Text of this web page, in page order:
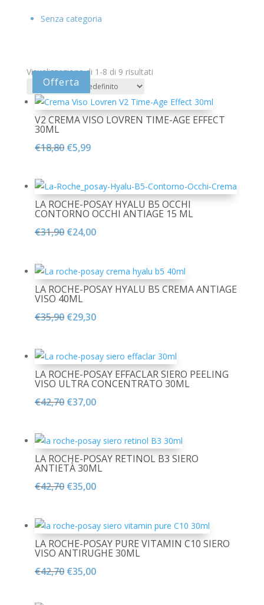
Senza categoria
Visualizzazione di 1-8 di 9 risultati
Offerta
V2 CREMA VISO LOVREN TIME-AGE EFFECT
30ML
€18,80 Il
era:
€18,80.
€5,99Il
è:
€5,99.
Offerta
LA ROCHE-POSAY HYALU B5 OCCHI
CONTORNO OCCHI ANTIAGE 15 ML
€31,90 Il
era:
€31,90.
€24,00Il
è:
€24,00.
Offerta
LA ROCHE-POSAY HYALU B5 CREMA ANTIAGE
VISO 40ML
€35,90 Il
era:
€35,90.
€29,30Il
è:
€29,30.
Offerta
LA ROCHE-POSAY EFFACLAR SIERO PEELING
VISO ULTRA CONCENTRATO 30ML
€42,70 Il
era:
€42,70.
€37,00Il
è:
€37,00.
Offerta
LA ROCHE-POSAY RETINOL B3 SIERO
ANTIETÀ 30ML
€42,70 Il
era:
€42,70.
€35,00Il
è:
€35,00.
Offerta
LA ROCHE-POSAY PURE VITAMIN C10 SIERO
VISO ANTIRUGHE 30ML
€42,70 Il
€35,00Il
Offerta
Offerta